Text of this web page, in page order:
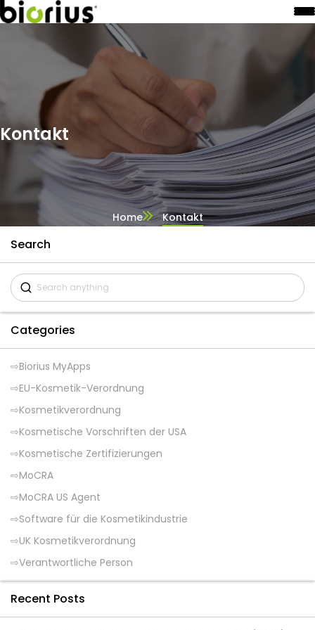
Kontakt
Home Kontakt
Search
Categories
Biorius MyApps
EU-Kosmetik-Verordnung
Kosmetikverordnung
Kosmetische Vorschriften der USA
Kosmetische Zertifizierungen
MoCRA
MoCRA US Agent
Software für die Kosmetikindustrie
UK Kosmetikverordnung
Verantwortliche Person
Recent Posts